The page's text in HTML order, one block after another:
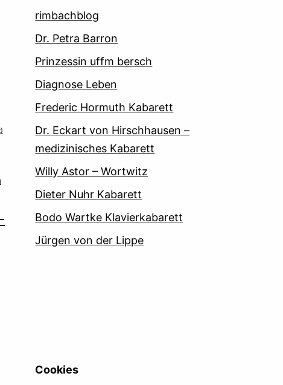
rimbachblog
Dr. Petra Barron
Prinzessin uffm bersch
Diagnose Leben
Frederic Hormuth Kabarett
Dr. Eckart von Hirschhausen –
medizinisches Kabarett
Willy Astor – Wortwitz
Dieter Nuhr Kabarett
Bodo Wartke Klavierkabarett
Jürgen von der Lippe
Cookies